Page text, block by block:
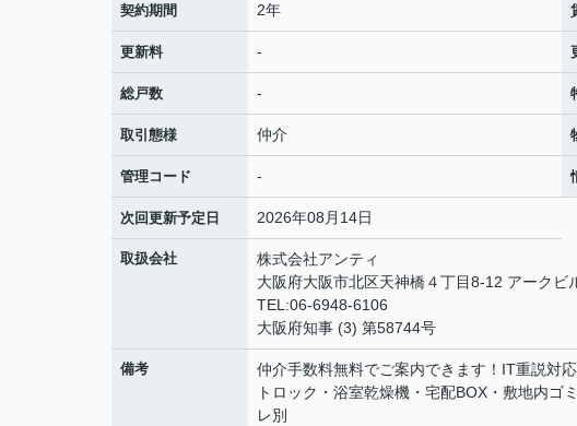
契約期間 2年
更新料 -
総戸数 -
取引態様 仲介
管理コード -
次回更新予定日 2026年08月14日
取扱会社
株式会社アンティ
大阪府大阪市北区天神橋４丁目8-12 アークビ
TEL:06-6948-6106
大阪府知事 (3) 第58744号
備考
仲介手数料無料でご案内できます！IT重説対
トロック・浴室乾燥機・宅配BOX・敷地内ゴ
レ別